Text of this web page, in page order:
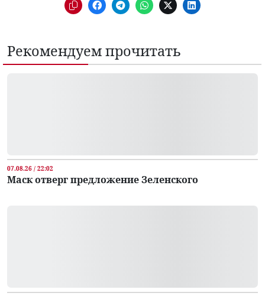
Рекомендуем прочитать
07.08.26 / 22:02
Маск отверг предложение Зеленского